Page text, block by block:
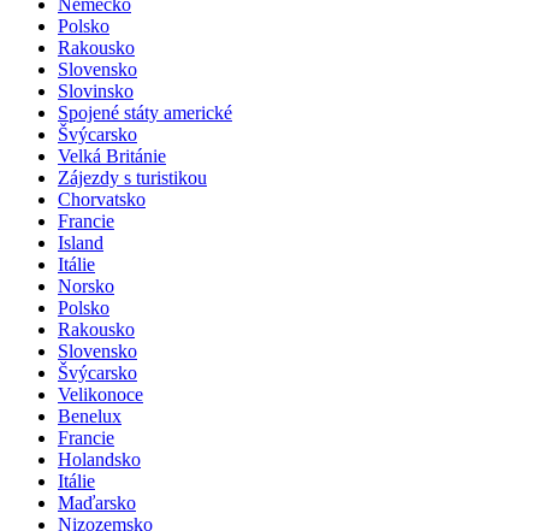
Německo
Polsko
Rakousko
Slovensko
Slovinsko
Spojené státy americké
Švýcarsko
Velká Británie
Zájezdy s turistikou
Chorvatsko
Francie
Island
Itálie
Norsko
Polsko
Rakousko
Slovensko
Švýcarsko
Velikonoce
Benelux
Francie
Holandsko
Itálie
Maďarsko
Nizozemsko